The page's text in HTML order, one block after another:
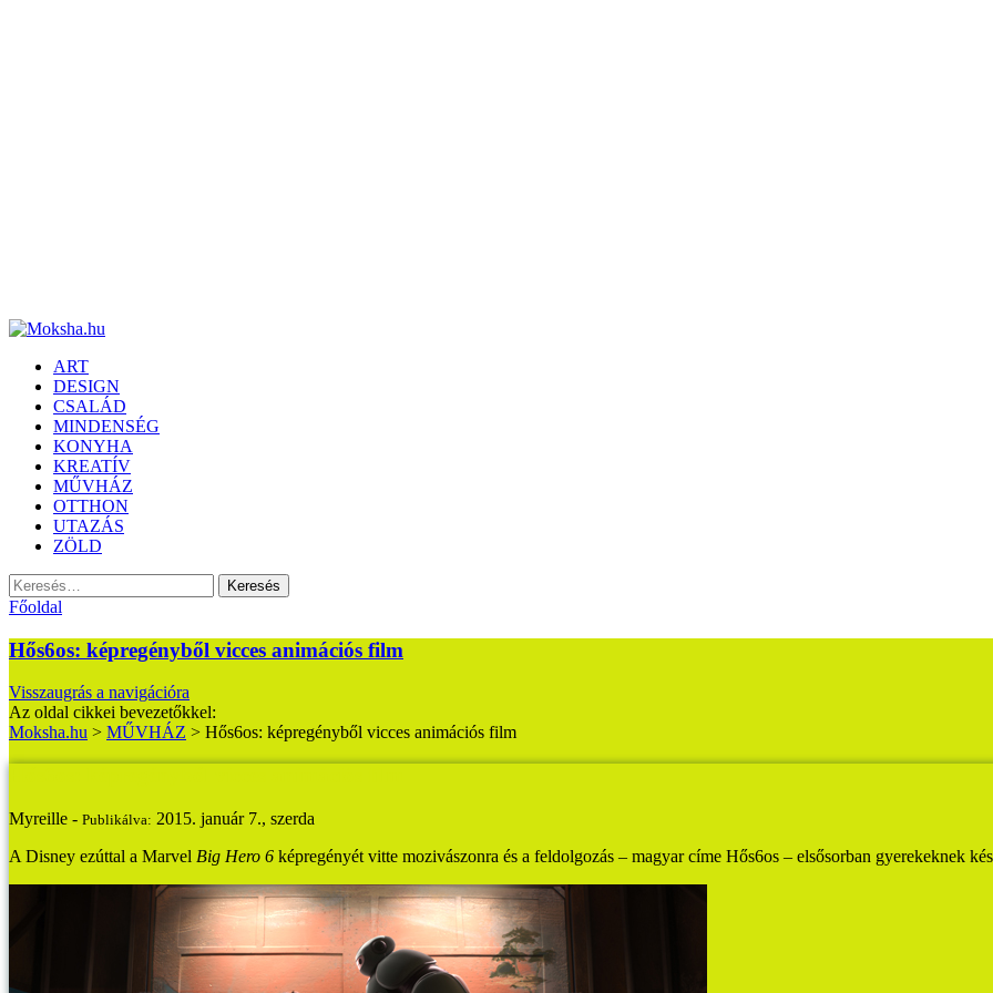
ART
DESIGN
CSALÁD
MINDENSÉG
KONYHA
KREATÍV
MŰVHÁZ
OTTHON
UTAZÁS
ZÖLD
Keresés:
Főoldal
Hős6os: képregényből vicces animációs film
Visszaugrás a navigációra
Az oldal cikkei bevezetőkkel:
Moksha.hu > MŰVHÁZ > Hős6os: képregényből vicces animációs film
Myreille - Publikálva: 2015. január 7., szerda
A Disney ezúttal a Marvel Big Hero 6 képregényét vitte mozivászonra és a feldolgozás – magyar címe Hős6os – elsősorban gyerekeknek